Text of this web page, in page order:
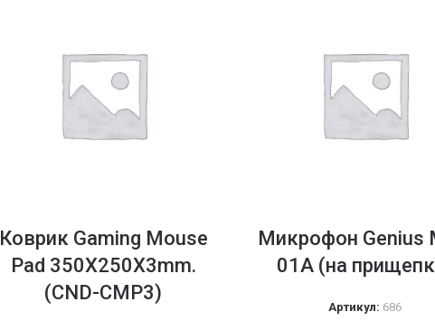
Коврик Gaming Mouse
Pad 350X250X3mm.
(CND-CMP3)
Микрофон Genius
01A (на
Артикул: 686